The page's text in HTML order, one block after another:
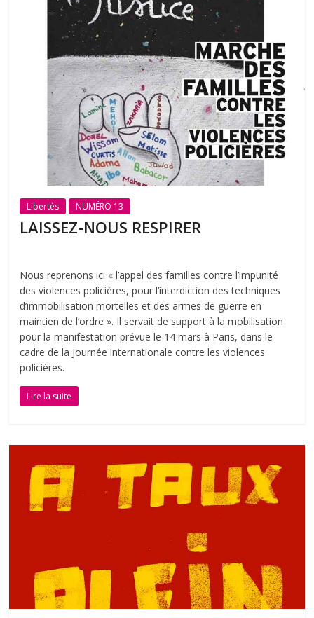
Libertés NUMÉRO 13
LAISSEZ-NOUS RESPIRER
Nous reprenons ici « l’appel des familles contre l’impunité
des violences policières, pour l’interdiction des techniques
d’immobilisation mortelles et des armes de guerre en
maintien de l’ordre ». Il servait de support à la mobilisation
pour la manifestation prévue le 14 mars à Paris, dans le
cadre de la Journée internationale contre les violences
policières.
Lire la suite